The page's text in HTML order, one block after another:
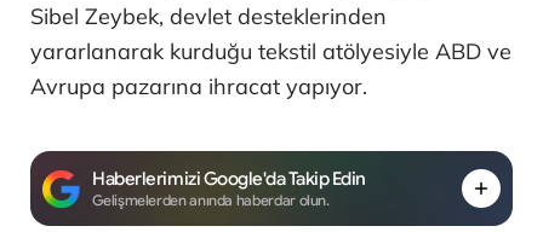
Sibel Zeybek, devlet desteklerinden
yararlanarak kurduğu tekstil atölyesiyle ABD ve
Avrupa pazarına ihracat yapıyor.
Haberlerimizi Google'da Takip Edin
Gelişmelerden anında haberdar olun.